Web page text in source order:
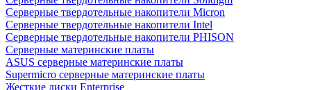
Cерверные твердотельные накопители Micron
Cерверные твердотельные накопители Intel
Cерверные твердотельные накопители PHISON
Серверные материнские платы
ASUS серверные материнские платы
Supermicro серверные материнские платы
Жесткие диски Enterprise